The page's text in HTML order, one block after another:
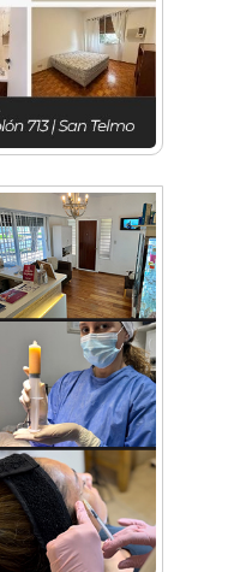
Interno: "Tiene
quiero entregar
educativa en
de
que Los Redondos
Gráfica ante las